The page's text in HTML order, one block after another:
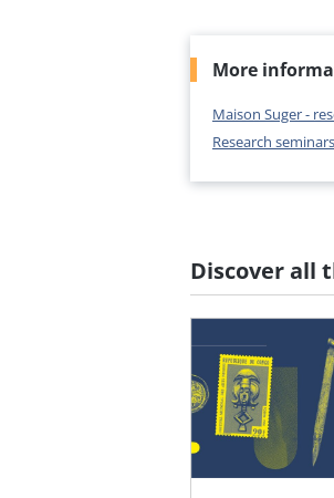
More
Maison Suger -
Research
Discover all